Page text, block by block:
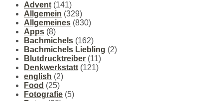
Advent (141)
Allgemein (329)
Allgemeines (830)
Apps (8)
Bachmichels (162)
Bachmichels Liebling (2)
Blutdrucktreiber (11)
Denkwerkstatt (121)
english (2)
Food (25)
Fotografie (5)